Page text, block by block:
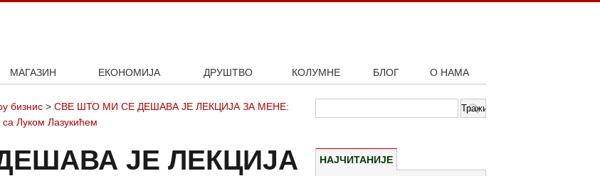
МАГАЗИН
Наука и технологија
Образовање
бизнис
ЕКОНОМИЈА
Аутомобили
ДРУШТВО
КОЛУМНЕ БЛОГ О НАМА
бизнис > СВЕ ШТО МИ СЕ ДЕШАВА ЈЕ ЛЕКЦИЈА ЗА МЕНЕ:
са Луком Лазукићем
ЈЕ ЛЕКЦИЈА
НАЈЧИТАНИЈЕ